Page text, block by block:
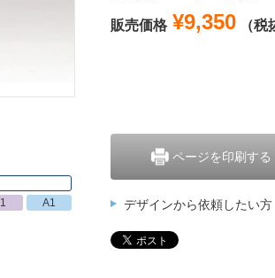
A1
販売価格 ¥9,350 （税
ページを印刷する
デザインから依頼したい方